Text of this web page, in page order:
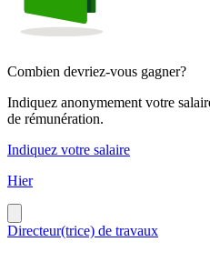
Combien devriez-vous gagner?
Indiquez anonymement votre
de rémunération.
Indiquez votre salaire
Hier
Directeur(trice) de travaux